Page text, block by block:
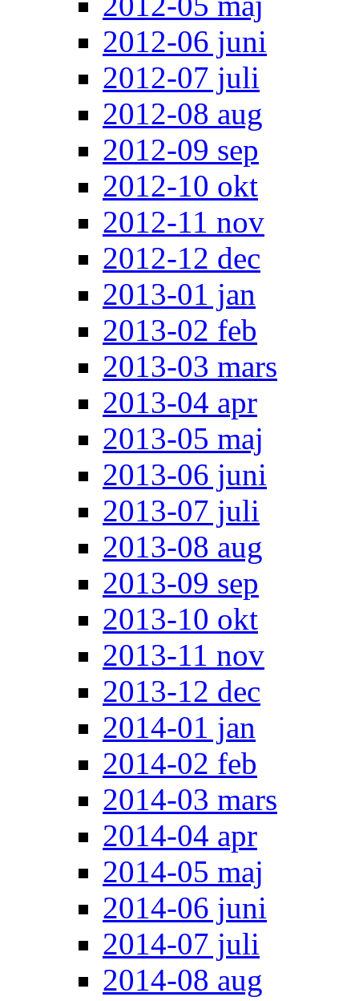
2012-06 juni
2012-07 juli
2012-08 aug
2012-09 sep
2012-10 okt
2012-11 nov
2012-12 dec
2013-01 jan
2013-02 feb
2013-03 mars
2013-04 apr
2013-05 maj
2013-06 juni
2013-07 juli
2013-08 aug
2013-09 sep
2013-10 okt
2013-11 nov
2013-12 dec
2014-01 jan
2014-02 feb
2014-03 mars
2014-04 apr
2014-05 maj
2014-06 juni
2014-07 juli
2014-08 aug